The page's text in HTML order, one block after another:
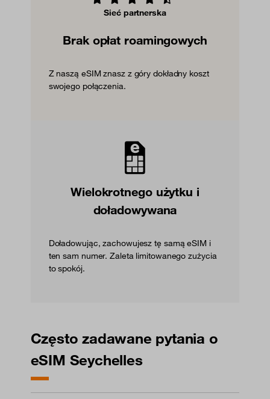
Sieć partnerska
Brak opłat roamingowych
Z naszą eSIM znasz z góry dokładny koszt
swojego połączenia.
Wielokrotnego użytku i
doładowywana
Doładowując, zachowujesz tę samą eSIM i
ten sam numer. Zaleta limitowanego zużycia
to spokój.
Często zadawane pytania o
eSIM Seychelles